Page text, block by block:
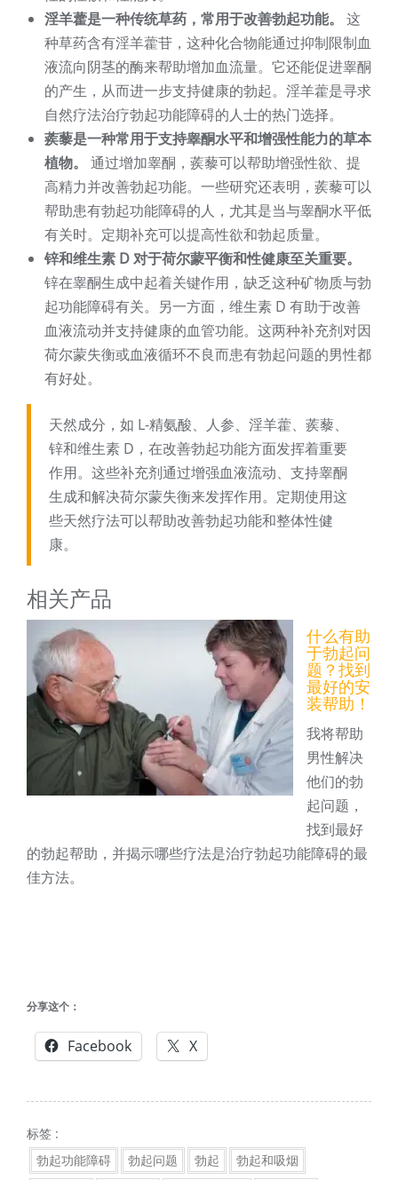
淫羊藿是一种传统草药，常用于改善勃起功能。
这
种草药含有淫羊藿苷，这种化合物能通过抑制限制血
液流向阴茎的酶来帮助增加血流量。它还能促进睾酮
的产生，从而进一步支持健康的勃起。淫羊藿是寻求
自然疗法治疗勃起功能障碍的人士的热门选择。
蒺藜是一种常用于支持睾酮水平和增强性能力的草本
植物。
通过增加睾酮，蒺藜可以帮助增强性欲、提
高精力并改善勃起功能。一些研究还表明，蒺藜可以
帮助患有勃起功能障碍的人，尤其是当与睾酮水平低
有关时。定期补充可以提高性欲和勃起质量。
锌和维生素 D 对于荷尔蒙平衡和性健康至关重要。
锌在睾酮生成中起着关键作用，缺乏这种矿物质与勃
起功能障碍有关。另一方面，维生素 D 有助于改善
血液流动并支持健康的血管功能。这两种补充剂对因
荷尔蒙失衡或血液循环不良而患有勃起问题的男性都
有好处。
天然成分，如 L-精氨酸、人参、淫羊藿、蒺藜、
锌和维生素 D，在改善勃起功能方面发挥着重要
作用。这些补充剂通过增强血液流动、支持睾酮
生成和解决荷尔蒙失衡来发挥作用。定期使用这
些天然疗法可以帮助改善勃起功能和整体性健
康。
相关产品
什么有助
于勃起问
题？找到
最好的安
装帮助！
我将帮助
男性解决
他们的勃
起问题，
找到最好
的勃起帮助，并揭示哪些疗法是治疗勃起功能障碍的最
佳方法。
分享这个：
Facebook X
标签 :
勃起功能障碍
勃起问题 勃起 勃起和吸烟